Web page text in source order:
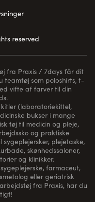
reserved
fra Praxis / 7days får dit
teamtøj som poloshirts, t-
vifte af farver til din
(laboratoriekittel,
bukser i mange
tøj til medicin og pleje,
og praktiske
sygeplejersker, plejetaske,
skønhedssaloner,
og klinikker.
farmaceut,
eller geriatrisk
fra Praxis, har du